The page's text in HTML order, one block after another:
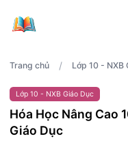
Trang chủ / Lớp 10 - NXB
Lớp 10 - NXB Giáo Dục
Hóa Học Nâng Cao
Giáo Dục